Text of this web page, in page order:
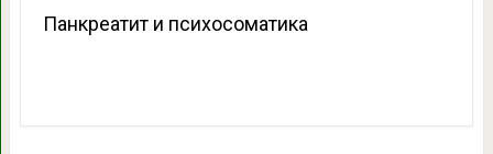
Панкреатит и психосоматика